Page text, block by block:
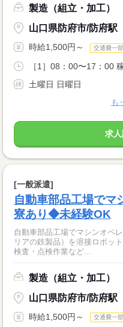
製造（組立・加工）
山口県防府市/防府駅
時給1,500円～ 交通費一
［1］08：00〜17：00
土曜日 日曜日
も
求
[一般派遣]
自動車部品工場で
寮あり◆未経験OK
自動車部品工場でマシンオペ
リアの鉄製品）を溶接ロボッ
検査・点検作業など...
製造（組立・加工）
山口県防府市/防府駅
時給1,500円～ 交通費一